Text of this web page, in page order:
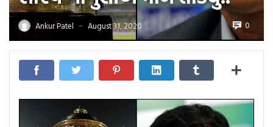
Ankur Patel — August 31, 2020 0